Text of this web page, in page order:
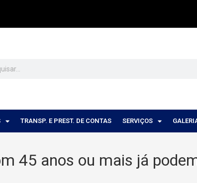
TRANSP. E PREST. DE CONTAS SERVIÇOS
45 anos ou mais já